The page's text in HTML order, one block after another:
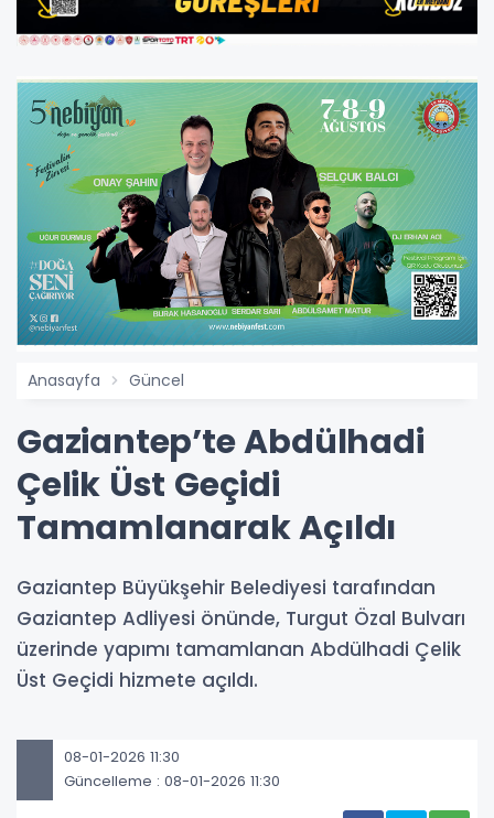
Anasayfa Güncel
Gaziantep’te Abdülhadi
Çelik Üst Geçidi
Tamamlanarak Açıldı
Gaziantep Büyükşehir Belediyesi tarafından
Gaziantep Adliyesi önünde, Turgut Özal Bulvarı
üzerinde yapımı tamamlanan Abdülhadi Çelik
Üst Geçidi hizmete açıldı.
08-01-2026 11:30
Güncelleme : 08-01-2026 11:30